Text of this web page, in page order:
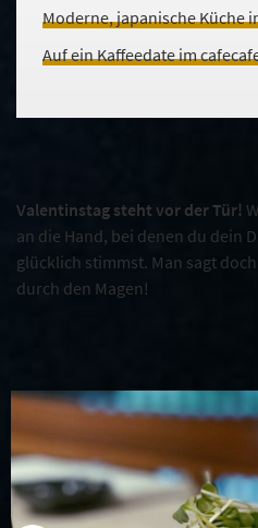
Moderne, japanische Küche
Auf ein Kaffeedate im
Valentinstag steht vor der Tür!
an die Hand, bei denen du dein
glücklich stimmst. Man sagt
durch den Magen!